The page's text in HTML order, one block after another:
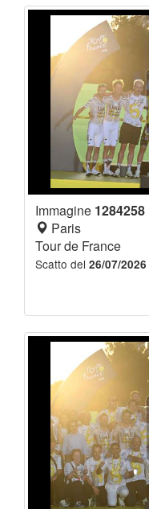
Immagine 1284258
Paris
Tour de France
Scatto del 26/07/2026